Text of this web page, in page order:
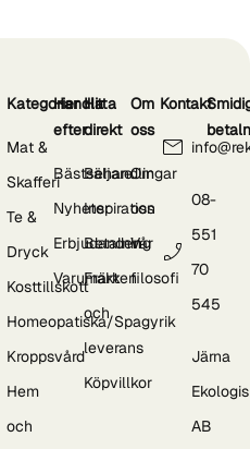
Kategorier
Mat &
Skafferi
Te &
Dryck
Kosttillskott
Homeopatiska/Spagyrik
Kroppsvård
Hem
och
Handla
efter
Bästsäljare
Nyheter
Erbjudanden
Varumärken
Hitta
direkt
Behandlingar
Inspiration
Betalning
Frakt
och
leverans
Köpvillkor
Om
oss
Om
oss
Vår
filosofi
Kontakt
08-
551
70
545
Järna
AB